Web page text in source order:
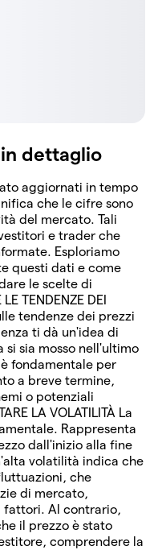
in dettaglio
aggiornati in tempo
che le cifre sono
del mercato. Tali
e trader che
Esploriamo
questi dati e come
le scelte di
TENDENZE DEI
tendenze dei prezzi
ti dà un'idea di
sia mosso nell'ultimo
fondamentale per
a breve termine,
o potenziali
LA VOLATILITÀ La
Rappresenta
dall'inizio alla fine
volatilità indica che
che
di mercato,
fattori. Al contrario,
il prezzo è stato
comprendere la